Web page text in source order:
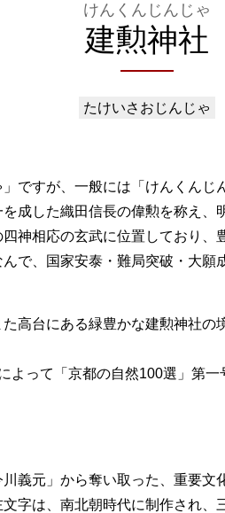
建勲神社
けんくんじんじゃ
たけいさおじんじゃ
ですが、一般には「けんくん
成した織田信長の偉勲を称え、
神相応の玄武に位置しており、
で、国家安泰・難局突破・大願
高台にある緑豊かな建勲神社
よって「京都の自然100選」第一
義元」から奪い取った、重要文
字は、南北朝時代に制作され